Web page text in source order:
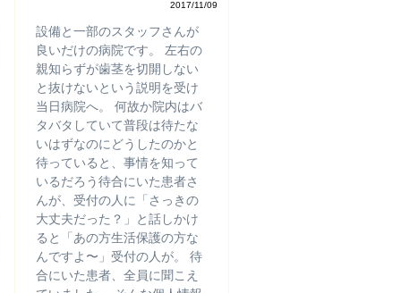
2017/11/09
設備と一部のスタッフさんが
良いだけの病院です。 左右の
親知らずが歯茎を切開しない
と抜けないという説明を受け
当日病院へ。 何故か院内はバ
タバタしていて普段は待たな
いはずなのにどうしたのかと
待っていると、事情を知って
いるだろう待合にいた患者さ
んが、受付の人に「さっきの
大丈夫だった？」と話しかけ
ると「あの方生活保護の方な
んですよ〜」受付の人が。 待
合にいた患者、全員に聞こえ